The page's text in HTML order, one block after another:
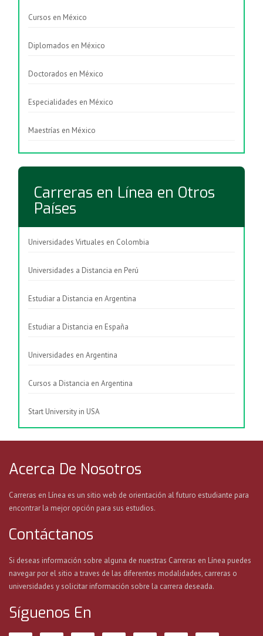
Cursos en México
Diplomados en México
Doctorados en México
Especialidades en México
Maestrías en México
Carreras en Línea en Otros
Países
Universidades Virtuales en Colombia
Universidades a Distancia en Perú
Estudiar a Distancia en Argentina
Estudiar a Distancia en España
Universidades en Argentina
Cursos a Distancia en Argentina
Start University in USA
Acerca De Nosotros
Carreras en Línea es un sitio web de orientación al futuro estudiante para
encontrar la mejor opción para sus estudios.
Contáctanos
Si deseas información sobre alguna de nuestras Carreras en Línea puedes
navegar por el sitio a traves de las diferentes modalidades, carreras o
universidades y solicitar información sobre la carrera deseada.
Síguenos En